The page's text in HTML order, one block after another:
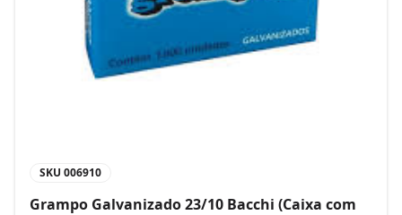
SKU 006910
Grampo Galvanizado 23/10 Bacchi (Caixa com